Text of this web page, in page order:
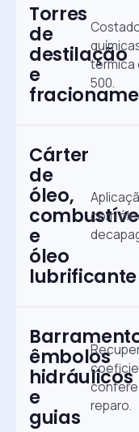
Torres
de
destilação
e
térmica
500.
Cárter
de
óleo,
e
óleo
lubrificante
com
êmbolos
hidráulicos
e
guias
confere
reparo.